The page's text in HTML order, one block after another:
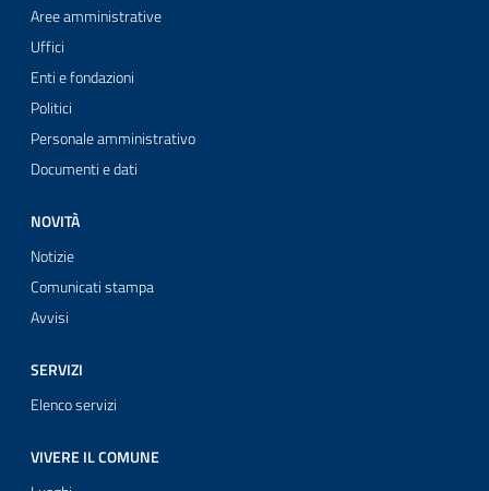
Aree amministrative
Uffici
Enti e fondazioni
Politici
Personale amministrativo
Documenti e dati
NOVITÀ
Notizie
Comunicati stampa
Avvisi
SERVIZI
Elenco servizi
VIVERE IL COMUNE